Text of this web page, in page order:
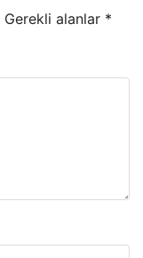
Gerekli alanlar *